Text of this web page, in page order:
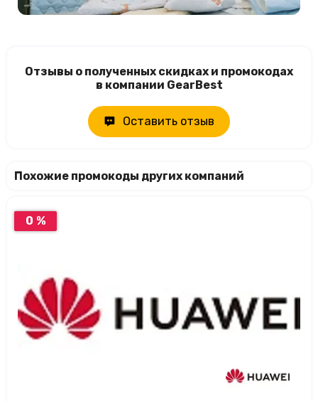
Отзывы о полученных скидках и промокодах
в компании GearBest
Оставить отзыв
Похожие промокоды других компаний
0 %